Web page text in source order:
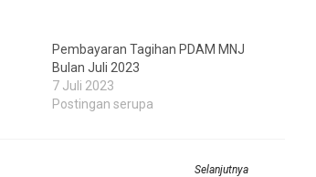
Pembayaran Tagihan PDAM MNJ
Bulan Juli 2023
7 Juli 2023
Postingan serupa
Selanjutnya